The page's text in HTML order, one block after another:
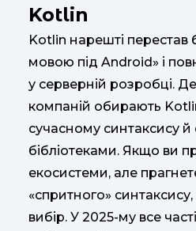
Kotlin
Kotlin нарешті перестав
мовою під Android» і
у серверній розробці.
компаній обирають
сучасному синтаксису й
бібліотеками. Якщо ви
екосистеми, але
«спритного»
вибір. У 2025-му все